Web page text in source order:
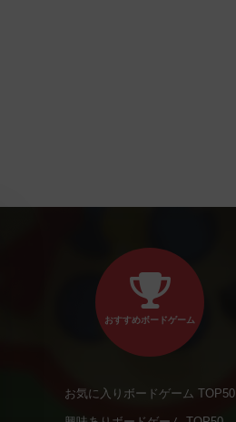
おすすめボードゲーム
お気に入りボードゲーム TOP50